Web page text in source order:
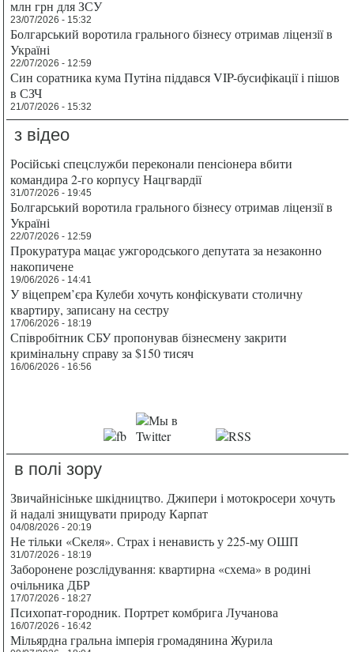
млн грн для ЗСУ
23/07/2026 - 15:32
Болгарський воротила грального бізнесу отримав ліцензії в
Україні
22/07/2026 - 12:59
Син соратника кума Путіна піддався VIP-бусифікації і пішов
в СЗЧ
21/07/2026 - 15:32
з відео
Російські спецслужби переконали пенсіонера вбити
командира 2-го корпусу Нацгвардії
31/07/2026 - 19:45
Болгарський воротила грального бізнесу отримав ліцензії в
Україні
22/07/2026 - 12:59
Прокуратура мацає ужгородського депутата за незаконно
накопичене
19/06/2026 - 14:41
У віцепрем’єра Кулеби хочуть конфіскувати столичну
квартиру, записану на сестру
17/06/2026 - 18:19
Співробітник СБУ пропонував бізнесмену закрити
кримінальну справу за $150 тисяч
16/06/2026 - 16:56
в полі зору
Звичайнісіньке шкідництво. Джипери і мотокросери хочуть
й надалі знищувати природу Карпат
04/08/2026 - 20:19
Не тільки «Скеля». Страх і ненависть у 225-му ОШП
31/07/2026 - 18:19
Заборонене розслідування: квартирна «схема» в родині
очільника ДБР
17/07/2026 - 18:27
Психопат-городник. Портрет комбрига Лучанова
16/07/2026 - 16:42
Мільярдна гральна імперія громадянина Журила